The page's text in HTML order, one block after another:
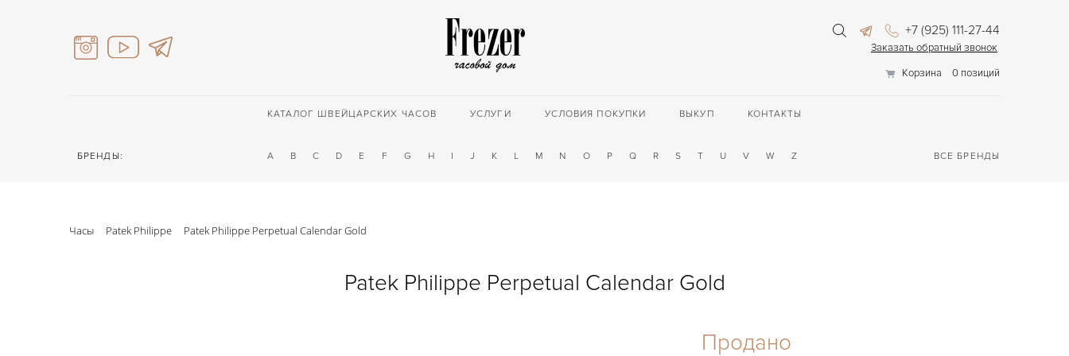
+7 (925) 111-27-44
Заказать обратный звонок
Корзина
0 позиций
КАТАЛОГ ШВЕЙЦАРСКИХ ЧАСОВ УСЛУГИ УСЛОВИЯ ПОКУПКИ ВЫКУП КОНТАКТЫ
БРЕНДЫ: A B C D E F G H I J K L M N O P Q R S T U V W Z ВСЕ БРЕНДЫ
Часы Patek Philippe Patek Philippe Perpetual Calendar Gold
Patek Philippe Perpetual Calendar Gold
Продано